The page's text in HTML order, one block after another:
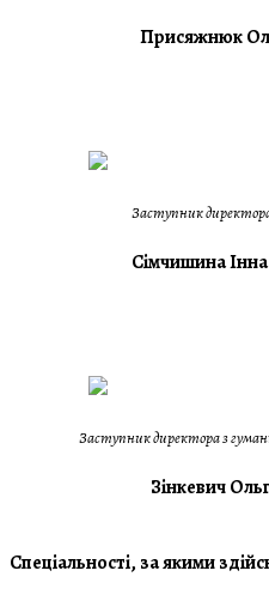
Присяжнюк
Заступник
Сімчишина
Заступник директора з
Зінкевич
Спеціальності, за якими